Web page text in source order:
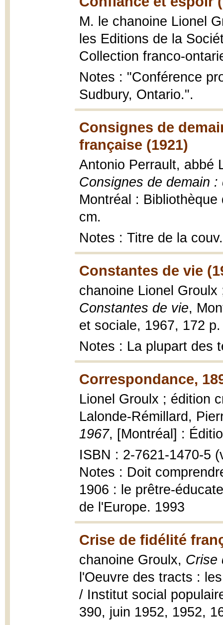
M. le chanoine Lionel
les Editions de la
Collection franco-
Notes : "Conférence
Sudbury, Ontario.".
Consignes de
française (1921)
Antonio Perrault, abbé
Consignes de demain
Montréal :
cm.
Notes : Titre de la
Constantes de vie
chanoine Lionel
Constantes de vie,
et sociale, 1967, 172
Notes : La plupart des
Correspondance,
Lionel Groulx ; édition
Lalonde-Rémillard,
1967, [Montréal] :
ISBN : 2-7621-1470-5
Notes : Doit
1906 : le prêtre-
de l'Europe. 1993
Crise de fidélité
chanoine Groulx, Crise
l'Oeuvre des tracts :
/ Institut social
390, juin 1952, 1952,